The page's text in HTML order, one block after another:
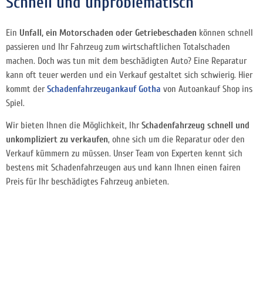
Ein Unfall, ein Motorschaden oder Getriebeschaden können schnell
passieren und Ihr Fahrzeug zum wirtschaftlichen Totalschaden
machen. Doch was tun mit dem beschädigten Auto? Eine Reparatur
kann oft teuer werden und ein Verkauf gestaltet sich schwierig. Hier
kommt derSchadenfahrzeugankauf Gotha von Autoankauf Shop ins
Spiel.
Wir bieten Ihnen die Möglichkeit, IhrSchadenfahrzeug schnell und
unkompliziert zu verkaufen, ohne sich um die Reparatur oder den
Verkauf kümmern zu müssen. Unser Team von Experten kennt sich
bestens mit Schadenfahrzeugen aus und kann Ihnen einen fairen
Preis für Ihr beschädigtes Fahrzeug anbieten.